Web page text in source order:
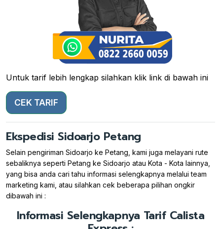
Untuk tarif lebih lengkap silahkan klik link di bawah ini
CEK TARIF
Ekspedisi Sidoarjo Petang
Selain pengiriman Sidoarjo ke Petang, kami juga melayani rute
sebaliknya seperti Petang ke Sidoarjo atau Kota - Kota lainnya,
yang bisa anda cari tahu informasi selengkapnya melalui team
marketing kami, atau silahkan cek beberapa pilihan ongkir
dibawah ini :
Informasi Selengkapnya Tarif Calista